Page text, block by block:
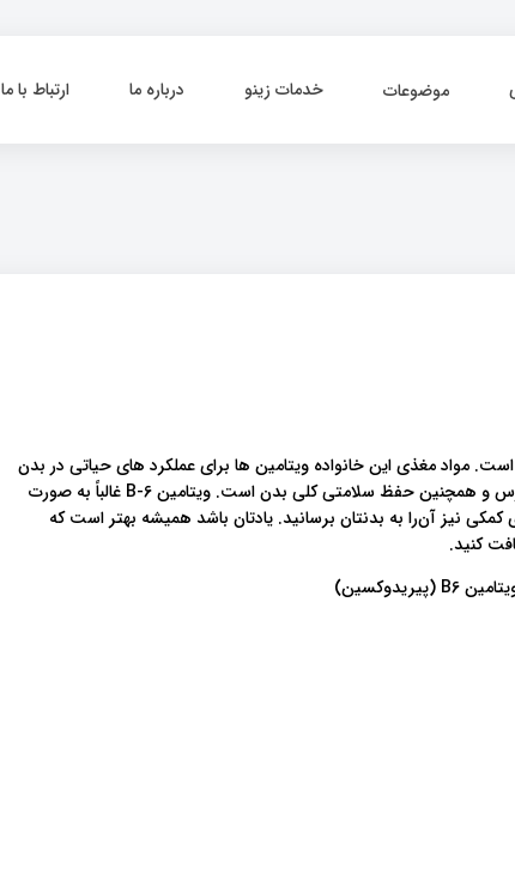
موضوعات خدمات زینو درباره ما ارتباط با ما
ویتامین B6 یا پیریدوکسین یکی از هشت ویتامین B است. مواد مغذی این خانواده ویتامین ها برای عملکرد های حیاتی در بدن
شما ضروری هستند. کارکرد های آن شامل کاهش استرس و همچنین حفظ سلامتی کلی بدن است. ویتامین B-6 غالباً به صورت
است، اما می‌توانید با مصرف این ۱۵ غذای کمکی نیز آن‌را به بدنتان برسانید. یادتان باشد همیشه بهتر است که
کنید.